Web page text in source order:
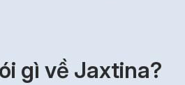
gì về Jaxtina?